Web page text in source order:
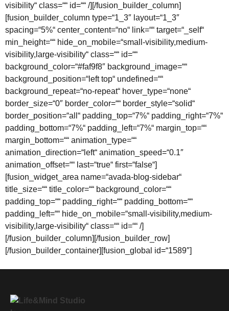
visibility“ class=““ id=““ /][/fusion_builder_column]
[fusion_builder_column type=“1_3″ layout=“1_3″
spacing=“5%“ center_content=“no“ link=““ target=“_self“
min_height=““ hide_on_mobile=“small-visibility,medium-
visibility,large-visibility“ class=““ id=““
background_color=“#faf9f8″ background_image=““
background_position=“left top“ undefined=““
background_repeat=“no-repeat“ hover_type=“none“
border_size=“0″ border_color=““ border_style=“solid“
border_position=“all“ padding_top=“7%“ padding_right=“7%“
padding_bottom=“7%“ padding_left=“7%“ margin_top=““
margin_bottom=““ animation_type=““
animation_direction=“left“ animation_speed=“0.1″
animation_offset=““ last=“true“ first=“false“]
[fusion_widget_area name=“avada-blog-sidebar“
title_size=““ title_color=““ background_color=““
padding_top=““ padding_right=““ padding_bottom=““
padding_left=““ hide_on_mobile=“small-visibility,medium-
visibility,large-visibility“ class=““ id=““ /]
[/fusion_builder_column][/fusion_builder_row]
[/fusion_builder_container][fusion_global id=“1589″]